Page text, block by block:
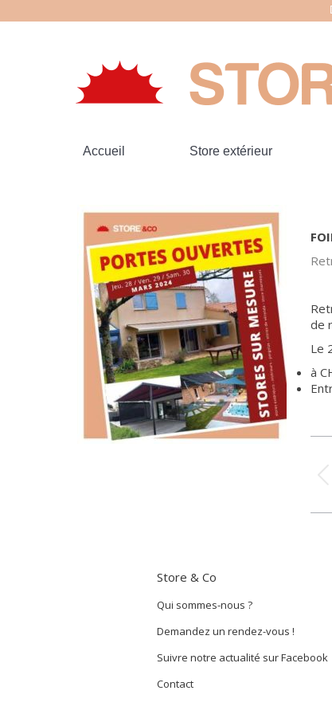
Accueil Store extérieur
de
Le
à
Navigation
Store & Co
Qui sommes-nous ?
Demandez un rendez-vous !
Suivre notre actualité sur Facebook
Contact